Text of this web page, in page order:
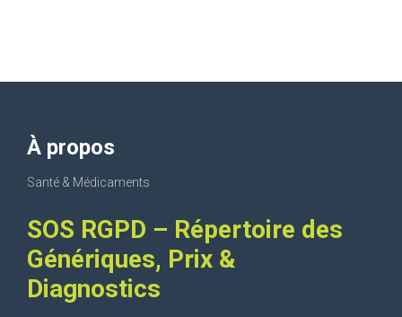
À propos
Santé & Médicaments
SOS RGPD – Répertoire des
Génériques, Prix &
Diagnostics